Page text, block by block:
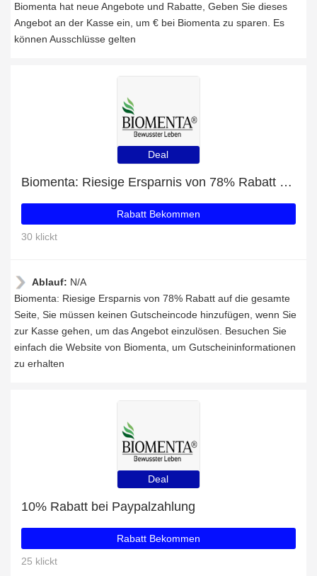
Biomenta hat neue Angebote und Rabatte, Geben Sie dieses
Angebot an der Kasse ein, um € bei Biomenta zu sparen. Es
können Ausschlüsse gelten
Deal
Biomenta: Riesige Ersparnis von 78% Rabatt auf die gesamte Seite
Rabatt Bekommen
30 klickt
Ablauf: N/A
Biomenta: Riesige Ersparnis von 78% Rabatt auf die gesamte
Seite, Sie müssen keinen Gutscheincode hinzufügen, wenn Sie
zur Kasse gehen, um das Angebot einzulösen. Besuchen Sie
einfach die Website von Biomenta, um Gutscheininformationen
zu erhalten
Deal
10% Rabatt bei Paypalzahlung
Rabatt Bekommen
25 klickt